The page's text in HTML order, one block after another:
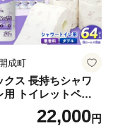
成町
クス 長持ちシャワ
用 トイレットペー
ブル）64ロール(8ロ
ック) 開成町 トイレ
22,000円